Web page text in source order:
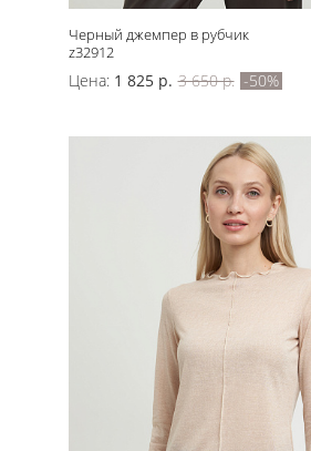
Черный джемпер в рубчик
z32912
Цена: 1 825 р. 3 650 р. -50%